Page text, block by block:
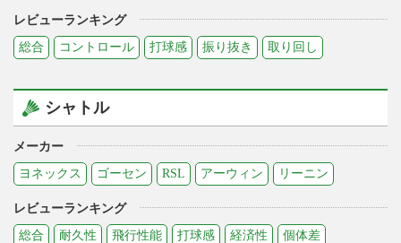
レビューランキング
総合
コントロール 打球感 振り抜き 取り回し
シャトル
メーカー
ヨネックス
ゴーセン RSL アーウィン リーニン
レビューランキング
総合
耐久性 飛行性能 打球感 経済性 個体差